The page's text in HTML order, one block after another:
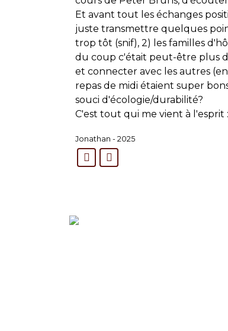
Et avant tout les échanges
juste transmettre quelques
trop tôt (snif), 2) les familles
du coup c'était peut-être plus
et connecter avec les autres
repas de midi étaient super
souci d'écologie/durabilité?
C'est tout qui me vient à l'esprit
Jonathan - 2025